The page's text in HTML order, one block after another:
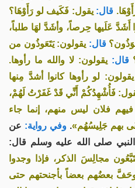
قال: يقول: فَكَيف لو رَأَوْهَا؟
أَشَدَّ عَلَيها حِرصاً، وأشَدَّ لهَا طلباً،
قال: يقولون: يَتَعَوذُون من
قال: يقولون: لا والله ما رأوها.
يقولون: لو رأوها كانوا أشدَّ مِنها
فَأُشْهِدُكُمْ أَنِّي قَدْ غَفَرْتُ لَهُمْ،
فلان ليس منهم، إنما جاء
بهم جَلِيسُهُم». وفي رواية: عن
صلى الله عليه وسلم قال:
مجالِسَ الذكر، فإذا وجدوا
بعضُهم بعضاً بأجنحتهم حتى